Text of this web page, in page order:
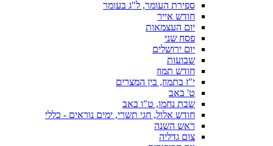
ספירת העומר, ל"ג בעומר
חודש אייר
יום העצמאות
פסח שני
יום ירושלים
שבועות
חודש תמוז
י"ז בתמוז, בין המצרים
ט' באב
שבת נחמו, ט"ו באב
חודש אלול, חגי תשרי, ימים נוראים - כללי
ראש השנה
צום גדליה